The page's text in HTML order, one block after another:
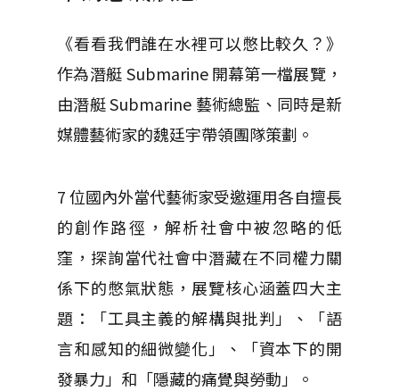
《看看我們誰在水裡可以憋比較久？》
作為潛艇 Submarine 開幕第一檔展覽，
由潛艇 Submarine 藝術總監、同時是新
媒體藝術家的魏廷宇帶領團隊策劃。
7 位國內外當代藝術家受邀運用各自擅長
的創作路徑，解析社會中被忽略的低
窪，探詢當代社會中潛藏在不同權力關
係下的憋氣狀態，展覽核心涵蓋四大主
題：「工具主義的解構與批判」、「語
言和感知的細微變化」、「資本下的開
發暴力」和「隱藏的痛覺與勞動」。